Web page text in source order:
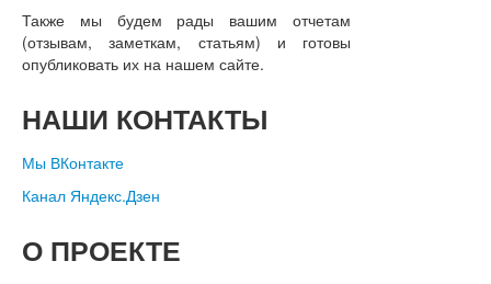
Также мы будем рады вашим отчетам
(отзывам, заметкам, статьям) и готовы
опубликовать их на нашем сайте.
НАШИ КОНТАКТЫ
Мы ВКонтакте
Канал Яндекс.Дзен
О ПРОЕКТЕ